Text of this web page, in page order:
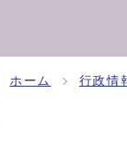
ホーム 行政情